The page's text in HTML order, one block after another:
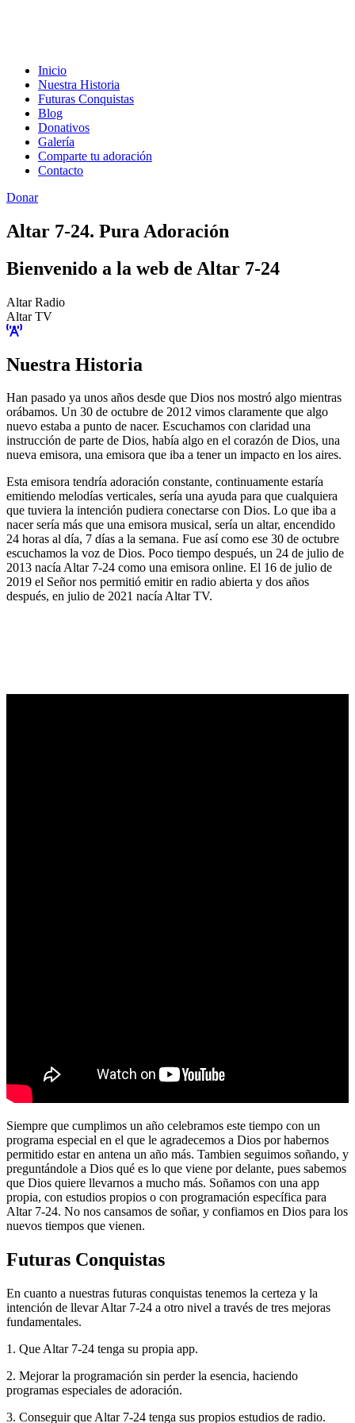
Inicio
Nuestra Historia
Futuras Conquistas
Blog
Donativos
Galería
Comparte tu adoración
Contacto
Donar
Altar 7-24. Pura Adoración
Bienvenido a la web de Altar 7-24
Altar Radio
Altar TV
Nuestra Historia
Han pasado ya unos años desde que Dios nos mostró algo mientras
orábamos. Un 30 de octubre de 2012 vimos claramente que algo
nuevo estaba a punto de nacer. Escuchamos con claridad una
instrucción de parte de Dios, había algo en el corazón de Dios, una
nueva emisora, una emisora que iba a tener un impacto en los aires.
Esta emisora tendría adoración constante, continuamente estaría
emitiendo melodías verticales, sería una ayuda para que cualquiera
que tuviera la intención pudiera conectarse con Dios. Lo que iba a
nacer sería más que una emisora musical, sería un altar, encendido
24 horas al día, 7 días a la semana. Fue así como ese 30 de octubre
escuchamos la voz de Dios. Poco tiempo después, un 24 de julio de
2013 nacía Altar 7-24 como una emisora online. El 16 de julio de
2019 el Señor nos permitió emitir en radio abierta y dos años
después, en julio de 2021 nacía Altar TV.
Siempre que cumplimos un año celebramos este tiempo con un
programa especial en el que le agradecemos a Dios por habernos
permitido estar en antena un año más. Tambien seguimos soñando, y
preguntándole a Dios qué es lo que viene por delante, pues sabemos
que Dios quiere llevarnos a mucho más. Soñamos con una app
propia, con estudios propios o con programación específica para
Altar 7-24. No nos cansamos de soñar, y confiamos en Dios para los
nuevos tiempos que vienen.
Futuras Conquistas
En cuanto a nuestras futuras conquistas tenemos la certeza y la
intención de llevar Altar 7-24 a otro nivel a través de tres mejoras
fundamentales.
1. Que Altar 7-24 tenga su propia app.
2. Mejorar la programación sin perder la esencia, haciendo
programas especiales de adoración.
3. Conseguir que Altar 7-24 tenga sus propios estudios de radio.